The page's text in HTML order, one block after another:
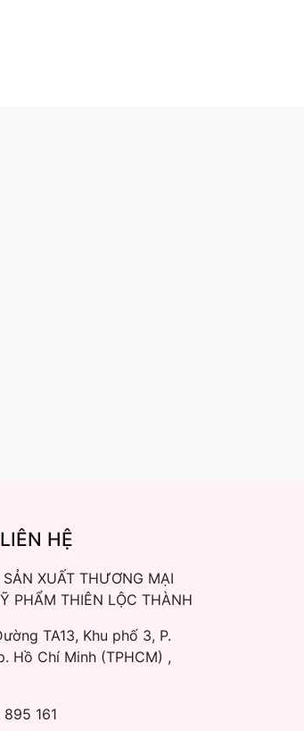
HỆ
XUẤT THƯƠNG MẠI
PHẨM THIÊN LỘC THÀNH
TA13, Khu phố 3, P.
Hồ Chí Minh (TPHCM) ,
161